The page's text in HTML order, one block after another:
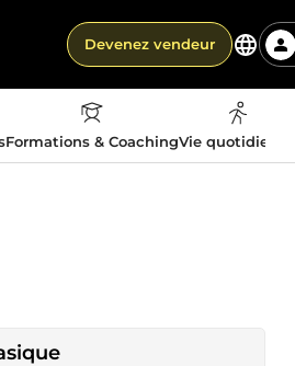
Devenez vendeur
Formations & CoachingVie